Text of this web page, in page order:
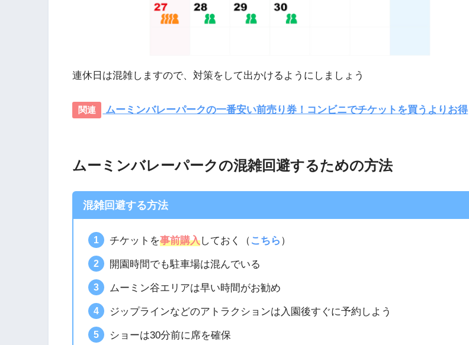
連休日は混雑しますので、対策をして出かけるようにしましょう
ムーミンバレーパークの一番安い前売り券！コンビニでチケットを買うよりお得
ムーミンバレーパークの混雑回避するための方法
混雑回避する方法
チケットを事前購入しておく（ こちら ）
開園時間でも駐車場は混んでいる
ムーミン谷エリアは早い時間がお勧め
ジップラインなどのアトラクションは入園後すぐに予約しよう
ショーは30分前に席を確保